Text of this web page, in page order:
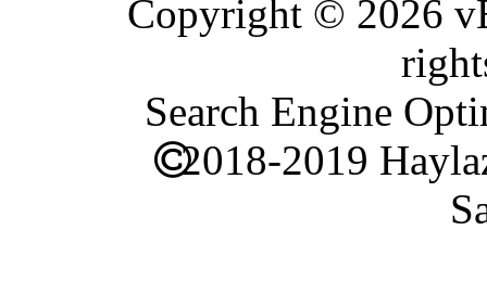
Copyright © 2026
Search Engine
2018-2019